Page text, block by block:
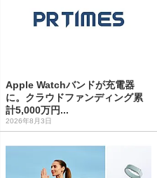
Apple Watchバンドが充電器
に。クラウドファンディング累
計5,000万円...
2026年8月3日